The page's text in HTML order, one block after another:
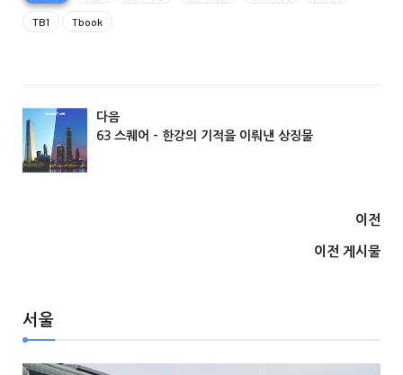
TB1 Tbook
다음
63 스퀘어 - 한강의 기적을 이뤄낸 상징물
이전
이전 게시물
서울